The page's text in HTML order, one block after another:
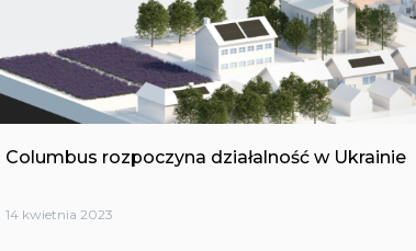
Columbus rozpoczyna działalność w Ukrainie
14 kwietnia 2023